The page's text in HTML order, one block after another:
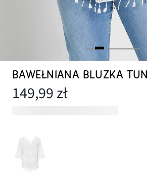
BAWEŁNIANA BLUZKA
149,99 zł